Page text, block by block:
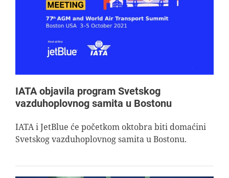
AVIOPEDIA
SPECIJAL
FOTO PRIČA
TEMA
AGENT
IATA objavila program Svetskog
vazduhoplovnog samita u Bostonu
IATA i JetBlue će početkom oktobra biti domaćini
Svetskog vazduhoplovnog samita u Bostonu.